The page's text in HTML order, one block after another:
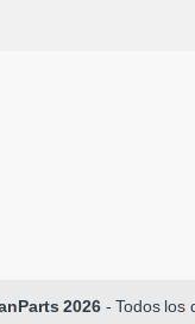
2026- Todos los